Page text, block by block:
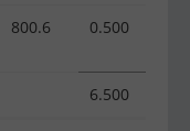
800.6 0.500
6.500